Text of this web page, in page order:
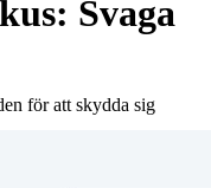
för att skydda sig
Svaga